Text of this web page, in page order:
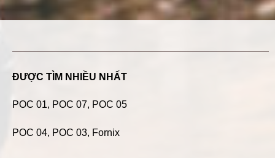
ĐƯỢC TÌM NHIỀU NHẤT
POC 01, POC 07, POC 05
POC 04, POC 03, Fornix